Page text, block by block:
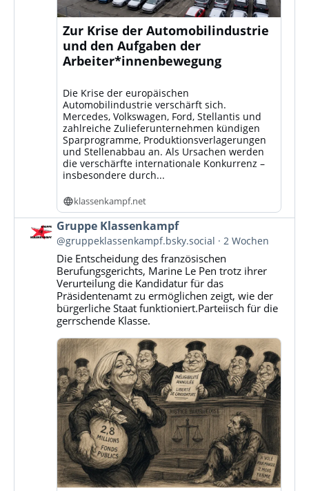
Zur Krise der Automobilindustrie
und den Aufgaben der
Arbeiter*innenbewegung
Die Krise der europäischen
Automobilindustrie verschärft sich.
Mercedes, Volkswagen, Ford, Stellantis und
zahlreiche Zulieferunternehmen kündigen
Sparprogramme, Produktionsverlagerungen
und Stellenabbau an. Als Ursachen werden
die verschärfte internationale Konkurrenz –
insbesondere durch...
klassenkampf.net
Beitrag
von
Gruppe
Klassenkampf
Bluesky
ansehen
Gruppe Klassenkampf
@gruppeklassenkampf.bsky.social 2 Wochen
Die Entscheidung des französischen
Berufungsgerichts, Marine Le Pen trotz ihrer
Verurteilung die Kandidatur für das
Präsidentenamt zu ermöglichen zeigt, wie der
bürgerliche Staat funktioniert.Parteiisch für die
gerrschende Klasse.